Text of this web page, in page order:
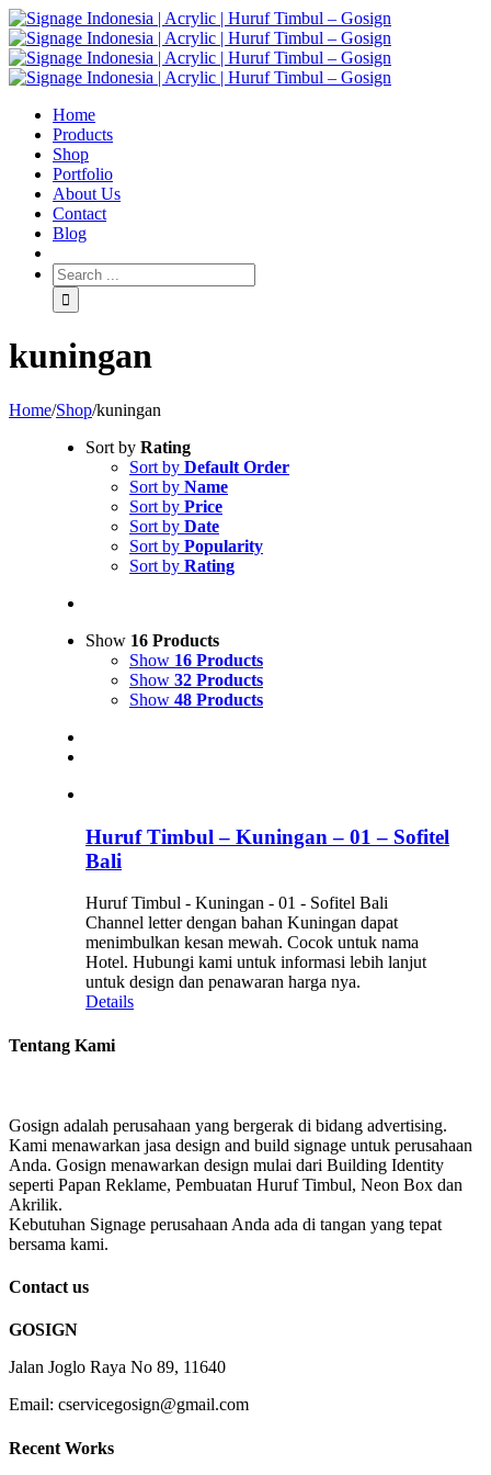
Home
Products
Shop
Portfolio
About Us
Contact
Blog
kuningan
Home/Shop/kuningan
Sort by Rating
Sort by Default Order
Sort by Name
Sort by Price
Sort by Date
Sort by Popularity
Sort by Rating
Show 16 Products
Show 16 Products
Show 32 Products
Show 48 Products
Huruf Timbul – Kuningan – 01 – Sofitel
Bali
Huruf Timbul - Kuningan - 01 - Sofitel Bali
Channel letter dengan bahan Kuningan dapat
menimbulkan kesan mewah. Cocok untuk nama
Hotel. Hubungi kami untuk informasi lebih lanjut
untuk design dan penawaran harga nya.
Details
Tentang Kami
Gosign adalah perusahaan yang bergerak di bidang advertising.
Kami menawarkan jasa design and build signage untuk perusahaan
Anda. Gosign menawarkan design mulai dari Building Identity
seperti Papan Reklame, Pembuatan Huruf Timbul, Neon Box dan
Akrilik.
Kebutuhan Signage perusahaan Anda ada di tangan yang tepat
bersama kami.
Contact us
GOSIGN
Jalan Joglo Raya No 89, 11640
Email: cservicegosign@gmail.com
Recent Works